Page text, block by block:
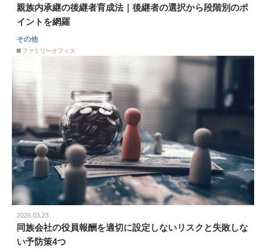
親族内承継の後継者育成法｜後継者の選択から段階別のポ
イントを網羅
その他
ファミリーオフィス
2026.03.23
同族会社の役員報酬を適切に設定しないリスクと失敗しな
い予防策4つ